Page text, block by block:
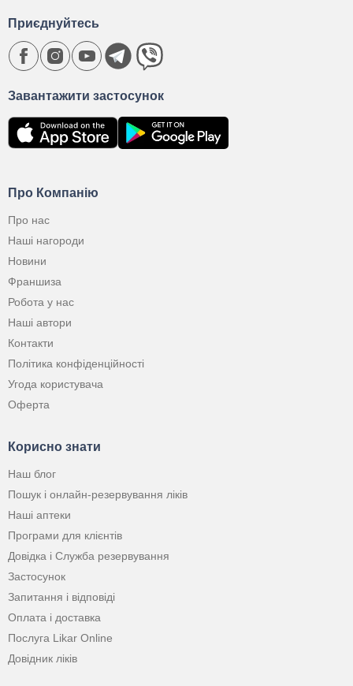
Про Компанію
Про нас
Наші нагороди
Новини
Франшиза
Робота у нас
Наші автори
Контакти
Політика конфіденційності
Угода користувача
Оферта
Корисно знати
Наш блог
Пошук і онлайн-резервування ліків
Наші аптеки
Програми для клієнтів
Довідка і Служба резервування
Застосунок
Запитання і відповіді
Оплата і доставка
Послуга Likar Online
Довідник ліків
Завантажити застосунок
Приєднуйтесь